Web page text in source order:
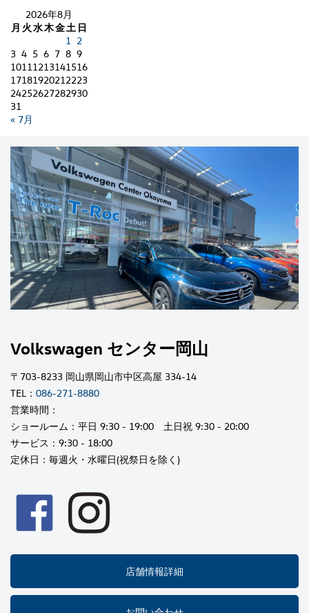
2026年8月
月 火水木金土 日
« 7月
1 2
3 4 5 6 7 8 9
10111213141516
17181920212223
24252627282930
31
Volkswagen センター岡山
〒703-8233 岡山県岡山市中区高屋 334-14
TEL： 086-271-8880
営業時間：
ショールーム：平日 9:30 - 19:00 土日祝 9:30 - 20:00
サービス：9:30 - 18:00
定休日：毎週火・水曜日(祝祭日を除く)
店舗情報詳細